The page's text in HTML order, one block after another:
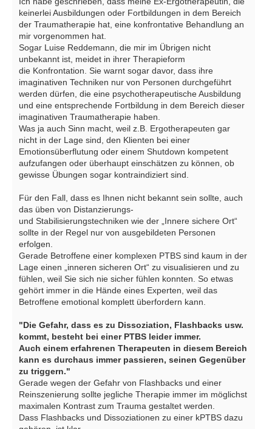
keinerlei Ausbildungen oder Fortbildungen in dem Bereich
der Traumatherapie hat, eine konfrontative Behandlung an
mir vorgenommen hat.
Sogar Luise Reddemann, die mir im Übrigen nicht
unbekannt ist, meidet in ihrer Therapieform
die Konfrontation. Sie warnt sogar davor, dass ihre
imaginativen Techniken nur von Personen durchgeführt
werden dürfen, die eine psychotherapeutische Ausbildung
und eine entsprechende Fortbildung in dem Bereich dieser
imaginativen Traumatherapie haben.
Was ja auch Sinn macht, weil z.B. Ergotherapeuten gar
nicht in der Lage sind, den Klienten bei einer
Emotionsüberflutung oder einem Shutdown kompetent
aufzufangen oder überhaupt einschätzen zu können, ob
gewisse Übungen sogar kontraindiziert sind.
Für den Fall, dass es Ihnen nicht bekannt sein sollte, auch
das üben von Distanzierungs-
und Stabilisierungstechniken wie der „Innere sichere Ort“
sollte in der Regel nur von ausgebildeten Personen
erfolgen.
Gerade Betroffene einer komplexen PTBS sind kaum in der
Lage einen „inneren sicheren Ort“ zu visualisieren und zu
fühlen, weil Sie sich nie sicher fühlen konnten. So etwas
gehört immer in die Hände eines Experten, weil das
Betroffene emotional komplett überfordern kann.
"Die Gefahr, dass es zu Dissoziation, Flashbacks usw.
kommt, besteht bei einer PTBS leider immer.
Auch einem erfahrenen Therapeuten in diesem Bereich
kann es durchaus immer passieren, seinen Gegenüber
zu triggern."
Gerade wegen der Gefahr von Flashbacks und einer
Reinszenierung sollte jegliche Therapie immer im möglichst
maximalen Kontrast zum Trauma gestaltet werden.
Dass Flashbacks und Dissoziationen zu einer kPTBS dazu